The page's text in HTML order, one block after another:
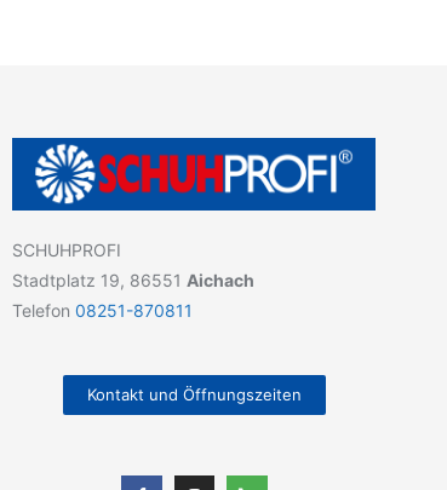
SCHUHPROFI
Stadtplatz 19, 86551 Aichach
Telefon 08251-870811
Kontakt und Öffnungszeiten